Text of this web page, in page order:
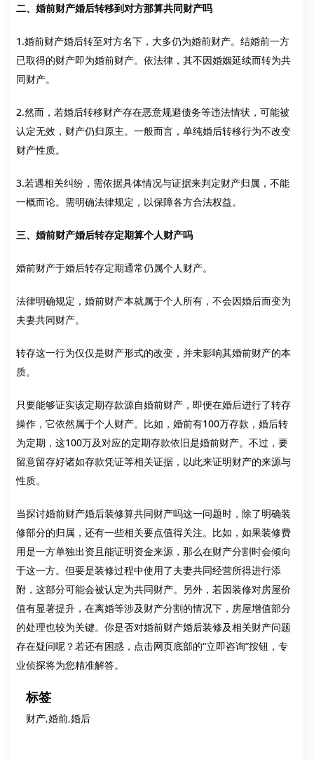
二、婚前财产婚后转移到对方那算共同财产吗
1.婚前财产婚后转至对方名下，大多仍为婚前财产。结婚前一方
已取得的财产即为婚前财产。依法律，其不因婚姻延续而转为共
同财产。
2.然而，若婚后转移财产存在恶意规避债务等违法情状，可能被
认定无效，财产仍归原主。一般而言，单纯婚后转移行为不改变
财产性质。
3.若遇相关纠纷，需依据具体情况与证据来判定财产归属，不能
一概而论。需明确法律规定，以保障各方合法权益。
三、婚前财产婚后转存定期算个人财产吗
婚前财产于婚后转存定期通常仍属个人财产。
法律明确规定，婚前财产本就属于个人所有，不会因婚后而变为
夫妻共同财产。
转存这一行为仅仅是财产形式的改变，并未影响其婚前财产的本
质。
只要能够证实该定期存款源自婚前财产，即便在婚后进行了转存
操作，它依然属于个人财产。比如，婚前有100万存款，婚后转
为定期，这100万及对应的定期存款依旧是婚前财产。不过，要
留意留存好诸如存款凭证等相关证据，以此来证明财产的来源与
性质。
当探讨婚前财产婚后装修算共同财产吗这一问题时，除了明确装
修部分的归属，还有一些相关要点值得关注。比如，如果装修费
用是一方单独出资且能证明资金来源，那么在财产分割时会倾向
于这一方。但要是装修过程中使用了夫妻共同经营所得进行添
附，这部分可能会被认定为共同财产。另外，若因装修对房屋价
值有显著提升，在离婚等涉及财产分割的情况下，房屋增值部分
的处理也较为关键。你是否对婚前财产婚后装修及相关财产问题
存在疑问呢？若还有困惑，点击网页底部的“立即咨询”按钮，专
业侦探将为您精准解答。
标签
财产,婚前,婚后